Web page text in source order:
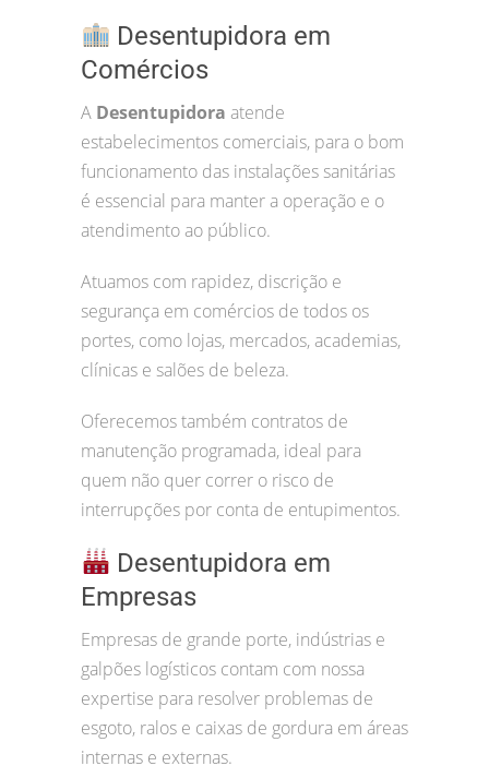
Desentupidora em
Comércios
A Desentupidora atende
estabelecimentos comerciais, para o bom
funcionamento das instalações sanitárias
é essencial para manter a operação e o
atendimento ao público.
Atuamos com rapidez, discrição e
segurança em comércios de todos os
portes, como lojas, mercados, academias,
clínicas e salões de beleza.
Oferecemos também contratos de
manutenção programada, ideal para
quem não quer correr o risco de
interrupções por conta de entupimentos.
Desentupidora em
Empresas
Empresas de grande porte, indústrias e
galpões logísticos contam com nossa
expertise para resolver problemas de
esgoto, ralos e caixas de gordura em áreas
internas e externas.